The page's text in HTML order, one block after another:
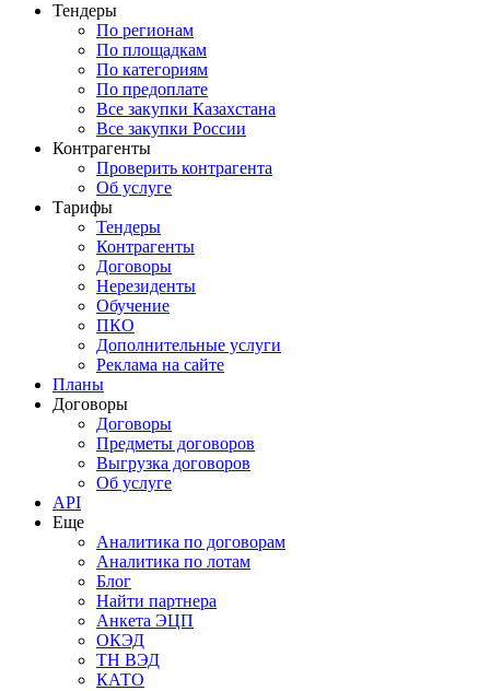
Тендеры
По регионам
По площадкам
По категориям
По предоплате
Все закупки Казахстана
Все закупки России
Контрагенты
Проверить контрагента
Об услуге
Тарифы
Тендеры
Контрагенты
Договоры
Нерезиденты
Обучение
ПКО
Дополнительные услуги
Реклама на сайте
Планы
Договоры
Договоры
Предметы договоров
Выгрузка договоров
Об услуге
API
Еще
Аналитика по договорам
Аналитика по лотам
Блог
Найти партнера
Анкета ЭЦП
ОКЭД
ТН ВЭД
КАТО